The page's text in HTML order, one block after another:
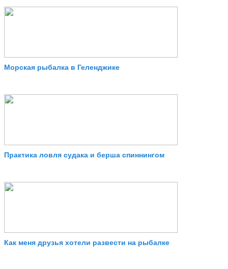
Морская рыбалка в Геленджике
Практика ловля судака и берша спиннингом
Как меня друзья хотели развести на рыбалке